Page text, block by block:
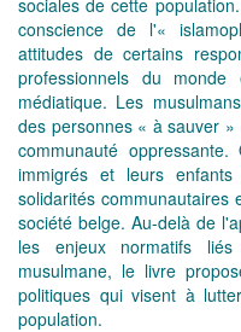
conscience de l'«
attitudes de certains
professionnels du monde
médiatique. Les
des personnes « à sauver
communauté
immigrés et leurs
solidarités communautaires
société belge. Au-delà de
les enjeux normatifs
musulmane, le livre
politiques qui visent à
population.